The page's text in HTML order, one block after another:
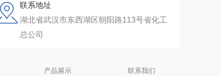
联系地址
湖北省武汉市东西湖区朝阳路113号省化工
总公司
产品展示 联系我们